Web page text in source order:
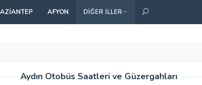
AFYON DIĞER İLLER
Aydın Otobüs Saatleri ve Güzergahları